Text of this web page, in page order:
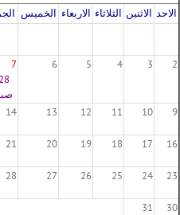
الاحد الاثنين الثلاثاء الاربعاء الخميس
2
3
4
5
6
7
9
10
11
12
13
14
16
17
18
19
20
21
23
24
25
26
27
28
30
31